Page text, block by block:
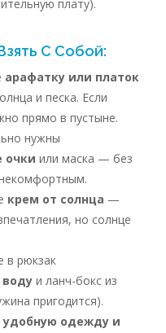
плату).
С Собой:
арафатку или платок
и песка. Если
прямо в пустыне.
нужны
очки или маска — без
крем от солнца —
но солнце
в рюкзак
и ланч-бокс из
пригодится).
удобную одежду и